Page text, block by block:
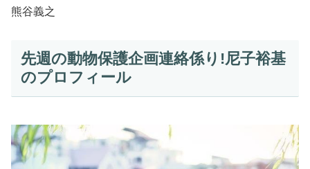
熊谷義之
先週の動物保護企画連絡係り!尼子裕基
のプロフィール